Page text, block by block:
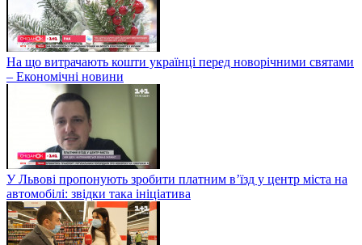
На що витрачають кошти українці перед новорічними святами
– Економічні новини
У Львові пропонують зробити платним в’їзд у центр міста на
автомобілі: звідки така ініціатива